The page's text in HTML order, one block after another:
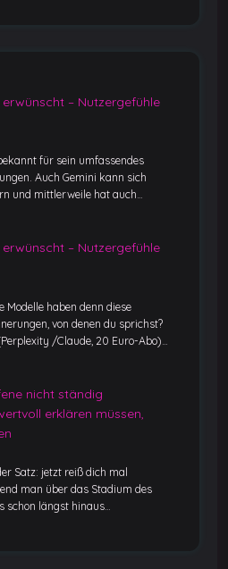
– Nutzergefühle
für sein umfassendes
Auch Gemini kann sich
und mittlerweile hat auch…
– Nutzergefühle
Modelle haben denn diese
von denen du sprichst?
/Claude, 20 Euro-Abo)…
nicht ständig
erklären müssen,
Satz: jetzt reiß dich mal
man über das Stadium des
schon längst hinaus…